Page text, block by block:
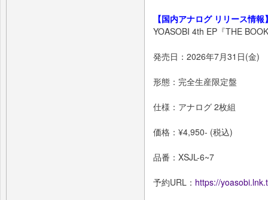
【国内アナログ リリース情報
YOASOBI 4th EP『THE
発売日：2026年7月31日(金)
形態：完全生産限定盤
仕様：アナログ 2枚組
価格：¥4,950- (税込)
品番：XSJL-6~7
予約URL： https://